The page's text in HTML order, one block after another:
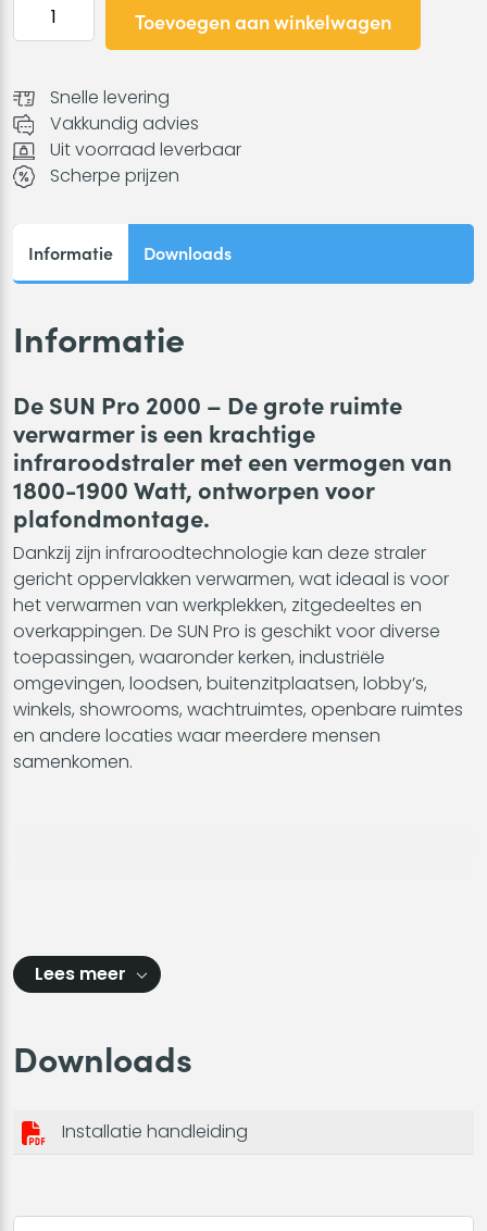
De
grote
ruimte
verwarmer
Toevoegen aan winkelwagen
Snelle levering
Vakkundig advies
Uit voorraad leverbaar
Scherpe prijzen
Informatie Downloads
Informatie
De SUN Pro 2000 – De grote ruimte
verwarmer is een krachtige
infraroodstraler met een vermogen van
1800-1900 Watt, ontworpen voor
plafondmontage.
Dankzij zijn infraroodtechnologie kan deze straler
gericht oppervlakken verwarmen, wat ideaal is voor
het verwarmen van werkplekken, zitgedeeltes en
overkappingen. De SUN Pro is geschikt voor diverse
toepassingen, waaronder kerken, industriële
omgevingen, loodsen, buitenzitplaatsen, lobby’s,
winkels, showrooms, wachtruimtes, openbare ruimtes
en andere locaties waar meerdere mensen
samenkomen.
Lees meer
Downloads
Installatie handleiding